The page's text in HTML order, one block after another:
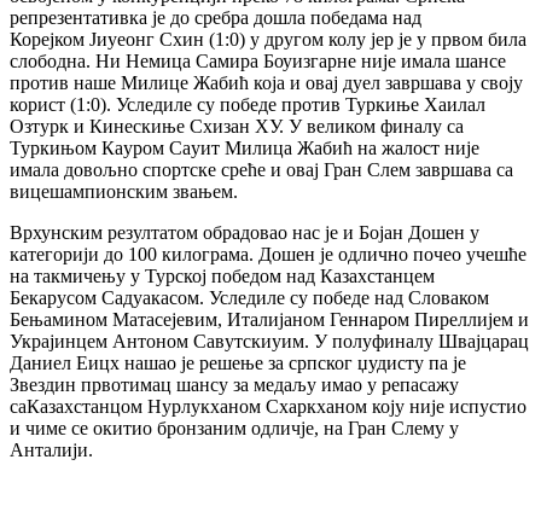
репрезентативка је до сребра дошла победама над
Корејком Јиyеонг Схин (1:0) у другом колу јер је у првом била
слободна. Ни Немица Самира Боуизгарне није имала шансе
против наше Милице Жабић која и овај дуел завршава у своју
корист (1:0). Уследиле су победе против Туркиње Хаилал
Озтурк и Кинескиње Схизан XУ. У великом финалу са
Туркињом Каyром Саyит Милица Жабић на жалост није
имала довољно спортске среће и овај Гран Слем завршава са
вицешампионским звањем.
Врхунским резултатом обрадовао нас је и Бојан Дошен у
категорији до 100 килограма. Дошен је одлично почео учешће
на такмичењу у Турској победом над Казахстанцем
Бекарyсом Садуакасом. Уследиле су победе над Словаком
Бењамином Матасејевим, Италијаном Геннаром Пиреллијем и
Украјинцем Антоном Савyтскиyим. У полуфиналу Швајцарац
Даниел Еицх нашао је решење за српског џудисту па је
Звездин првотимац шансу за медаљу имао у репасажу
саКазахстанцом Нурлyкханом Схаркханом коју није испустио
и чиме се окитио бронзаним одличје, на Гран Слему у
Анталији.